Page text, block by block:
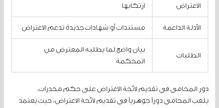
الاعتراض ارتكابها
الأدلة الداعمة مستندات أو شهادات جديدة تدعم الاعتراض
الطلبات
بيان واضح لما يطلبه المعترض من
المحكمة
دور المحامي في تقديم لائحة الاعتراض على حكم مخدرات.
يلعب المحامي دوراً جوهرياً في تقديم لائحة الاعتراض، حيث يعتمد